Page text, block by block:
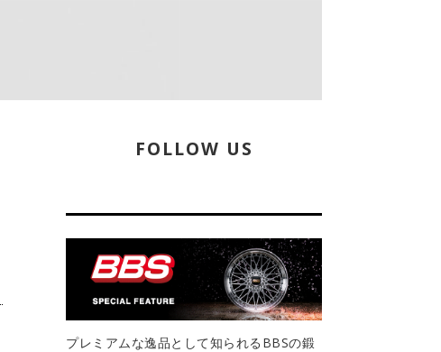
FOLLOW US
プレミアムな逸品として知られるBBSの鍛